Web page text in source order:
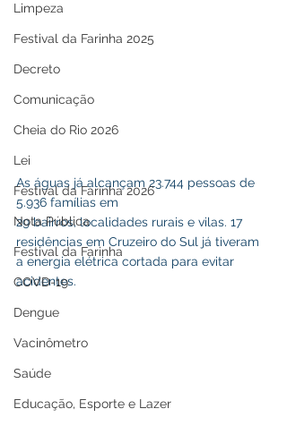
Limpeza
Festival da Farinha 2025
Decreto
Comunicação
Cheia do Rio 2026
Lei
Festival da Farinha 2026
Nota Pública
Festival da Farinha
COVD-19
Dengue
Vacinômetro
Saúde
Educação, Esporte e Lazer
As águas já alcançam 23.744 pessoas de
5.936 famílias em
29 bairros, localidades rurais e vilas. 17
residências em Cruzeiro do Sul já tiveram
a energia elétrica cortada para evitar
acidentes.